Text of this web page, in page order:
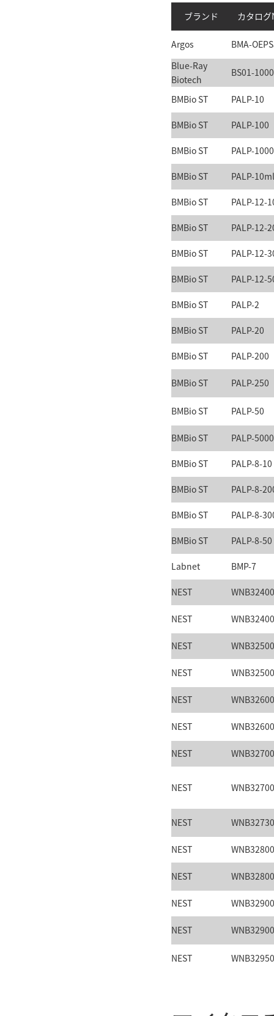
ブランド カタログ
Argos
BMA-
Blue-Ray
Biotech
BS01-1000
BMBio ST PALP-10
BMBio ST PALP-100
BMBio ST PALP-1000
BMBio ST PALP-10ml
BMBio ST PALP-12-
BMBio ST PALP-12-
BMBio ST PALP-12-
BMBio ST PALP-12-
BMBio ST PALP-2
BMBio ST PALP-20
BMBio ST PALP-200
BMBio ST PALP-250
BMBio ST PALP-50
BMBio ST PALP-5000
BMBio ST PALP-8-10
BMBio ST PALP-8-
BMBio ST PALP-8-
BMBio ST PALP-8-50
Labnet BMP-7
NEST
NEST
NEST
NEST
NEST
NEST
NEST
NEST
NEST
NEST
NEST
NEST
NEST
NEST